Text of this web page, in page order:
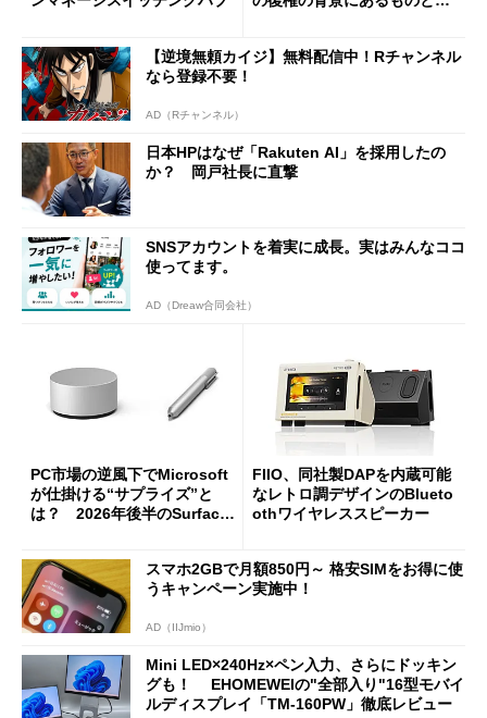
【逆境無頼カイジ】無料配信中！Rチャンネル
なら登録不要！
AD（Rチャンネル）
日本HPはなぜ「Rakuten AI」を採用したの
か？ 岡戸社長に直撃
SNSアカウントを着実に成長。実はみんなココ
使ってます。
AD（Dreaw合同会社）
PC市場の逆風下でMicrosoft
が仕掛ける“サプライズ”と
は？ 2026年後半のSurface
FIIO、同社製DAPを内蔵可能
なレトロ調デザインのBlueto
othワイヤレススピーカー
スマホ2GBで月額850円～ 格安SIMをお得に使
うキャンペーン実施中！
AD（IIJmio）
Mini LED×240Hz×ペン入力、さらにドッキン
グも！ EHOMEWEIの"全部入り"16型モバイ
ルディスプレイ「TM-160PW」徹底レビュー